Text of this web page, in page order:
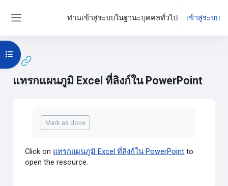
ท่านเข้าสู่ระบบในฐานะบุคคลทั่วไป เข้าสู่ระบบ
แทรกแผนภูมิ Excel ที่ลิงก์ใน PowerPoint
Open course index
Mark as done
Click on แทรกแผนภูมิ Excel ที่ลิงก์ใน PowerPoint to
open the resource.